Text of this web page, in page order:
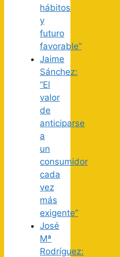
hábitos
y
futuro
favorable”
Jaime
Sánchez:
“El
valor
de
anticiparse
a
un
consumidor
cada
vez
más
exigente”
José
Mª
Rodríguez: